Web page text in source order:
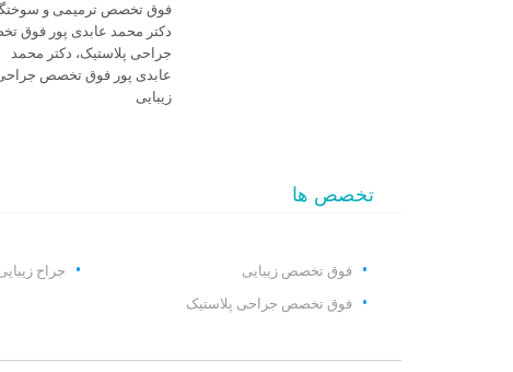
فوق تخصص ترمیمی و
دکتر محمد عابدی پور فوق
جراحی پلاستیک، دکتر محمد
عابدی پور فوق تخصص
زیبایی
تخصص ها
فوق تخصص زیبایی جراح
فوق تخصص جراحی پلاستیک